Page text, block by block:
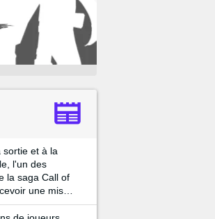
sortie et à la
l'un des
la saga Call of
une mise